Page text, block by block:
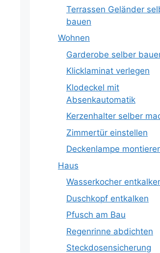
Terrassen Geländer
bauen
Wohnen
Garderobe selber
Klicklaminat verlegen
Klodeckel mit
Absenkautomatik
Kerzenhalter selber
Zimmertür einstellen
Deckenlampe
Haus
Wasserkocher
Duschkopf entkalken
Pfusch am Bau
Regenrinne abdichten
Steckdosensicherung